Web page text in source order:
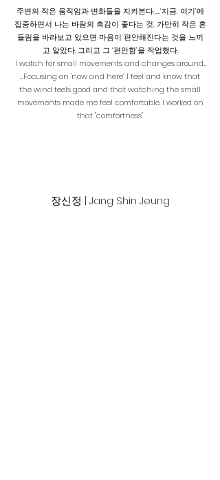
주변의 작은 움직임과 변화들을 지켜본다……‘지금, 여기’에
집중하면서 나는 바람의 촉감이 좋다는 것, 가만히 작은 흔
들림을 바라보고 있으면 마음이 편안해진다는 것을 느끼
고 알았다. 그리고 그 ‘편안함’을 작업했다.
I watch for small movements and changes around...
…Focusing on 'now and here’ I feel and know that
the wind feels good and that watching the small
movements made me feel comfortable. I worked on
that "comfortness"
장신정 | Jang Shin Jeung